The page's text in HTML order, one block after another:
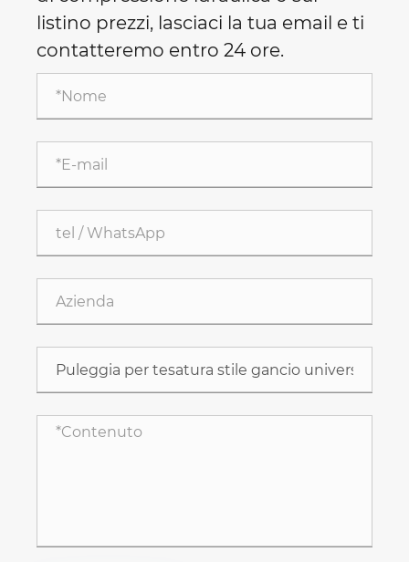
listino prezzi, lasciaci la tua email e ti
contatteremo entro 24 ore.